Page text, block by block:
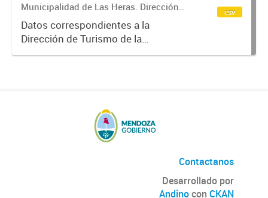
Municipalidad de Las Heras. Dirección
de Turismo
Datos correspondientes a la
Dirección de Turismo de la
Municipalidad de Las Heras sobre
csv
Contactanos
Desarrollado por
Andinocon CKAN